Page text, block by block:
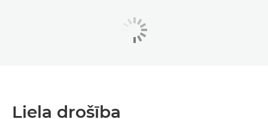
Liela drošība